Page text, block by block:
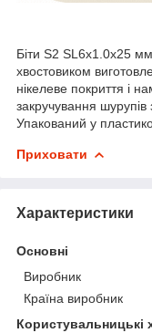
Біти S2 SL6х1.0х25
хвостовиком
нікелеве покриття і
закручування
Упакований у
Приховати
Характеристики
Основні
Виробник
Країна виробник
Користувальницькі